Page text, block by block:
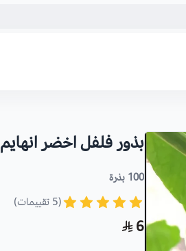
بذور فلفل اخضر انهايم ‏
100 بذرة
(5 تقييمات)
6